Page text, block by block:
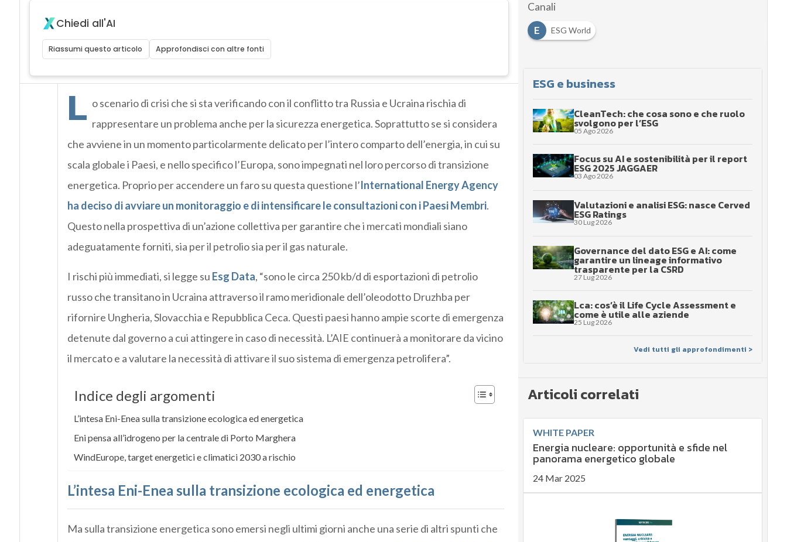
Chiedi all'AI
Riassumi questo articolo Approfondisci con altre fonti
L o scenario di crisi che si sta verificando con il conflitto tra Russia e Ucraina rischia di
rappresentare un problema anche per la sicurezza energetica. Soprattutto se si considera
che avviene in un momento particolarmente delicato per l’intero comparto dell’energia, in cui su
scala globale i Paesi, e nello specifico l’Europa, sono impegnati nel loro percorso di transizione
energetica. Proprio per accendere un faro su questa questione l’International Energy Agency
ha deciso di avviare un monitoraggio e di intensificare le consultazioni con i Paesi Membri.
Questo nella prospettiva di un’azione collettiva per garantire che i mercati mondiali siano
adeguatamente forniti, sia per il petrolio sia per il gas naturale.
I rischi più immediati, si legge su Esg Data, “sono le circa 250 kb/d di esportazioni di petrolio
russo che transitano in Ucraina attraverso il ramo meridionale dell’oleodotto Druzhba per
rifornire Ungheria, Slovacchia e Repubblica Ceca. Questi paesi hanno ampie scorte di emergenza
detenute dal governo a cui attingere in caso di necessità. L’AIE continuerà a monitorare da vicino
il mercato e a valutare la necessità di attivare il suo sistema di emergenza petrolifera”.
Indice degli argomenti
L’intesa Eni-Enea sulla transizione ecologica ed energetica
Eni pensa all’idrogeno per la centrale di Porto Marghera
WindEurope, target energetici e climatici 2030 a rischio
L’intesa Eni-Enea sulla transizione ecologica ed energetica
Ma sulla transizione energetica sono emersi negli ultimi giorni anche una serie di altri spunti che
Canali
E
ESG World
ESG e business
CleanTech: che cosa sono e che ruolo
svolgono per l’ESG
05 Ago 2026
Focus su AI e sostenibilità per il report
ESG 2025 JAGGAER
03 Ago 2026
Valutazioni e analisi ESG: nasce Cerved
ESG Ratings
30 Lug 2026
Governance del dato ESG e AI: come
garantire un lineage informativo
trasparente per la CSRD
27 Lug 2026
Lca: cos’è il Life Cycle Assessment e
come è utile alle aziende
25 Lug 2026
Vedi tutti gli approfondimenti >
Articoli correlati
WHITE PAPER
Energia nucleare: opportunità e sfide nel
panorama energetico globale
24 Mar 2025